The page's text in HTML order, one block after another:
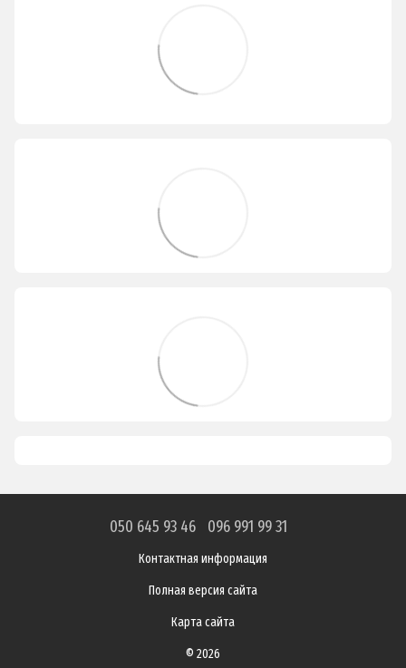
050 645 93 46 096 991 99 31
Контактная информация
Полная версия сайта
Карта сайта
© 2026